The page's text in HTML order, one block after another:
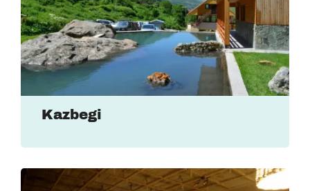
Kazbegi